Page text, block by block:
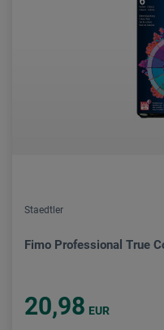
Staedtler
Fimo Professional True
20,98 EUR